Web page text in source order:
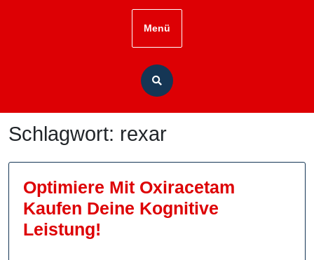
Menü
Schlagwort: rexar
Optimiere Mit Oxiracetam
Kaufen Deine Kognitive
Leistung!